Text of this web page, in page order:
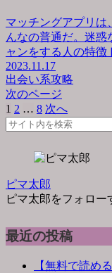
マッチングアプリは
んなの普通だ。迷
ャンをする人の特徴
2023.11.17
出会い系攻略
次のページ
1 2 … 8 次へ
ピマ太郎
ピマ太郎をフォロー
最近の投稿
【無料で読め